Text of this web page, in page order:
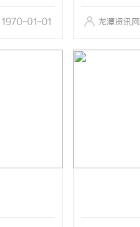
1970-01-01 龙潭资讯网